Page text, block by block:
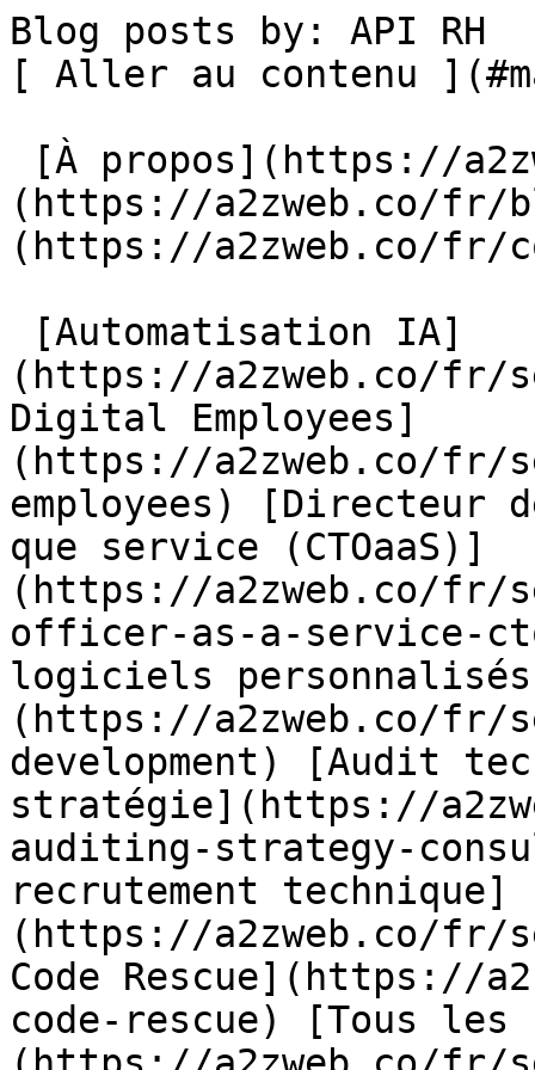
Blog posts by: API RH
[ Aller au contenu
(https://a2zweb.co/fr/
(https://a2zweb.co/fr/
(https://a2zweb.co/fr/
Digital Employees]
(https://a2zweb.co/
employees) [Directeur
que service (CTOaaS)]
(https://a2zweb.co/fr/
officer-as-a-service-
logiciels
(https://a2zweb.co/fr/
development) [Audit
stratégie](https://
auditing-strategy-
recrutement technique]
(https://a2zweb.co/fr/
Code Rescue](https://
code-rescue) [Tous